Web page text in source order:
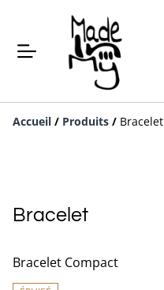
Accueil / Produits / Bracelet
Bracelet
Bracelet Compact